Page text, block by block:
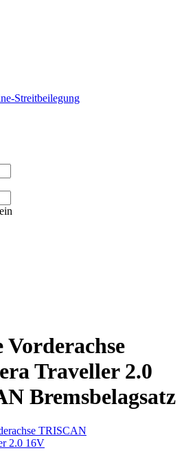
Streitbeilegung
Vorderachse
Traveller 2.0
Bremsbelagsatz